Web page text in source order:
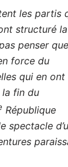
les partis
structuré
penser
force du
qui en ont
la fin du
République
spectacle